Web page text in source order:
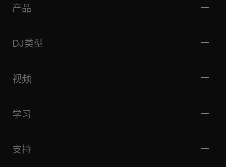
产品
DJ混音器
一体化DJ系统
DJ采样器
DJ效果器
监听扬声器
便携式DJ扬声器
DJ类型
直播
酒吧与小型场地
唱盘主义与对决
音乐制作
视频
教程
技巧和窍门
文化
纪录片
学习
推荐给 Hip Hop DJ 的设备
Bridge Blog Tips
支持